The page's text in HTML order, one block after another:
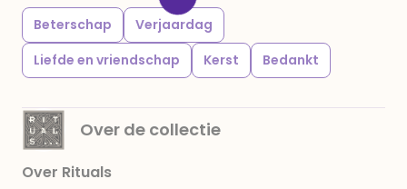
Beterschap
Verjaardag
Liefde en vriendschap
Kerst Bedankt
Over de collectie
Over Rituals